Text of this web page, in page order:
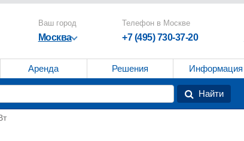
Ваш город
Москва
Телефон в Москве
+7 (495) 730-37-20
Аренда Решения Информация
Найти